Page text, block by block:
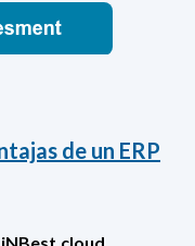
de un ERP